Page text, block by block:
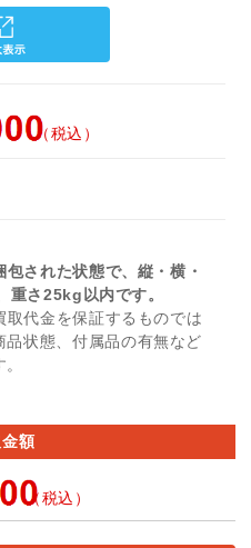
（税込）
された状態で、縦・横・
重さ25kg以内です。
代金を保証するものでは
状態、付属品の有無など
額
（税込）